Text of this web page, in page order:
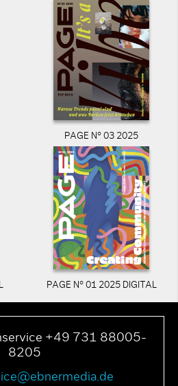
PAGE N° 03 2025
PAGE N° 01 2025 DIGITAL
+49 731 88005-
8205